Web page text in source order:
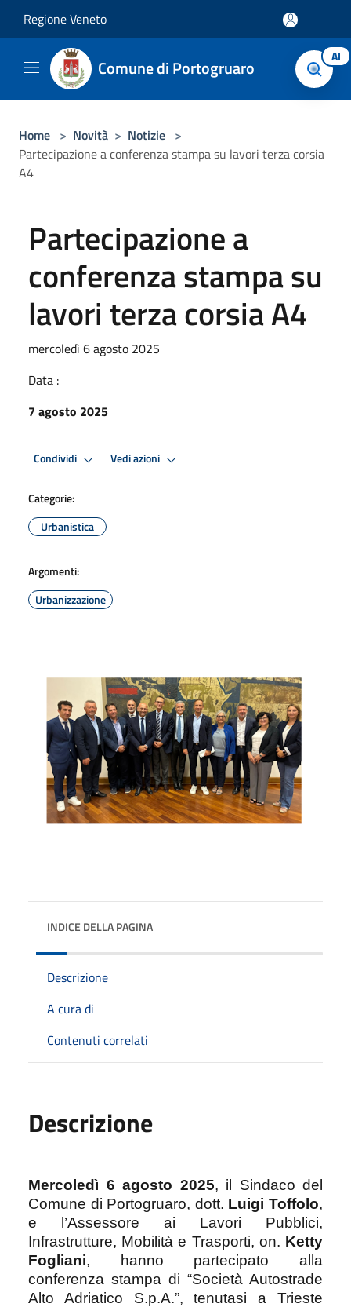
Regione Veneto
Comune di Portogruaro AI
Home > Novità > Notizie >
Partecipazione a conferenza stampa su lavori terza corsia
A4
Partecipazione a
conferenza stampa su
lavori terza corsia A4
mercoledì 6 agosto 2025
Data :
7 agosto 2025
Condividi Vedi azioni
Categorie:
Urbanistica
Argomenti:
Urbanizzazione
INDICE DELLA PAGINA
Descrizione
A cura di
Contenuti correlati
Descrizione
Mercoledì 6 agosto 2025, il Sindaco del
Comune di Portogruaro, dott. Luigi Toffolo,
e l’Assessore ai Lavori Pubblici,
Infrastrutture, Mobilità e Trasporti, on. Ketty
Fogliani, hanno partecipato alla
conferenza stampa di “Società Autostrade
Alto Adriatico S.p.A.”, tenutasi a Trieste